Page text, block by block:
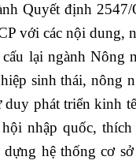
Quyết định
với các nội dung,
lại ngành
sinh thái, nông
phát triển kinh
nhập quốc,
hệ thống cơ